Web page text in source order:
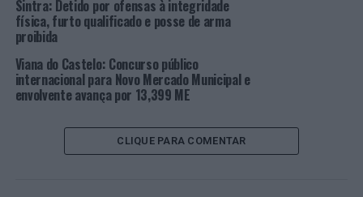
Almargem do Bispo.
Este investimento tem o financiamento do Plano de
Recuperação e Resiliência (PRR), e integra obras de
conservação e beneficiação que visa garantir um bom
conforto de utentes e profissionais.
Sintra: Detido por ofensas à integridade
física, furto qualificado e posse de arma
proibida
Viana do Castelo: Concurso público
internacional para Novo Mercado Municipal e
envolvente avança por 13,399 ME
CLIQUE PARA COMENTAR